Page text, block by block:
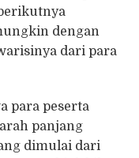
dengan
dari para
para peserta
panjang
dimulai dari